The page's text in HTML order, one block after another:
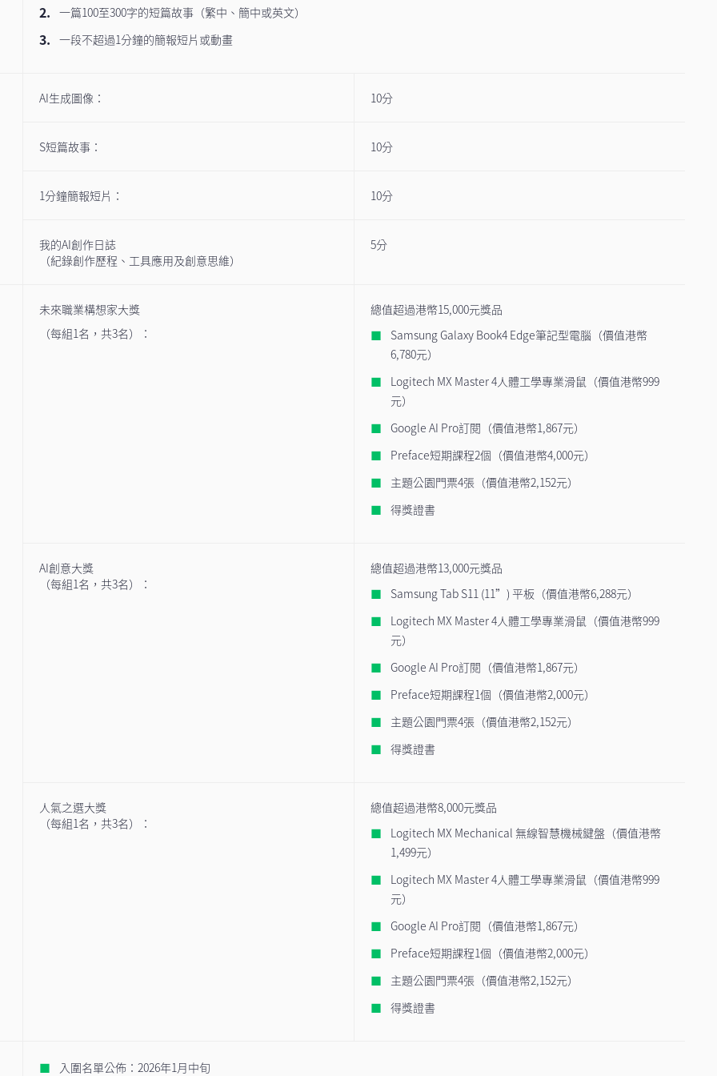
一篇100至300字的短篇故事（繁中、簡中或英文）
一段不超過1分鐘的簡報短片或動畫
AI生成圖像： 10分
S短篇故事： 10分
1分鐘簡報短片： 10分
我的AI創作日誌
（紀錄創作歷程、工具應用及創意思維）
5分
未來職業構想家大獎
（每組1名，共3名）：
總值超過港幣15,000元獎品
Samsung Galaxy Book4 Edge筆記型電腦（價值港幣
6,780元）
Logitech MX Master 4人體工學專業滑鼠（價值港幣999
元）
Google AI Pro訂閱（價值港幣1,867元）
Preface短期課程2個（價值港幣4,000元）
主題公園門票4張（價值港幣2,152元）
得獎證書
AI創意大獎
（每組1名，共3名）：
總值超過港幣13,000元獎品
Samsung Tab S11 (11”) 平板（價值港幣6,288元）
Logitech MX Master 4人體工學專業滑鼠（價值港幣999
元）
Google AI Pro訂閱（價值港幣1,867元）
Preface短期課程1個（價值港幣2,000元）
主題公園門票4張（價值港幣2,152元）
得獎證書
人氣之選大獎
（每組1名，共3名）：
總值超過港幣8,000元獎品
Logitech MX Mechanical 無線智慧機械鍵盤（價值港幣
1,499元）
Logitech MX Master 4人體工學專業滑鼠（價值港幣999
元）
Google AI Pro訂閱（價值港幣1,867元）
Preface短期課程1個（價值港幣2,000元）
主題公園門票4張（價值港幣2,152元）
得獎證書
入圍名單公佈：2026年1月中旬